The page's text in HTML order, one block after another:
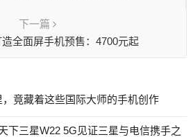
下一篇
全面屏手机预售：4700元起
竟藏着这些国际大师的手机创作
下三星W22 5G见证三星与电信携手之